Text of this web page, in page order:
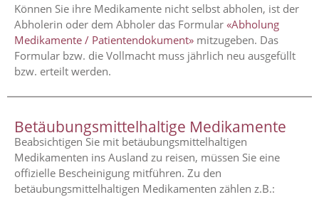
Können Sie ihre Medikamente nicht selbst abholen, ist der
Abholerin oder dem Abholer das Formular «Abholung
Medikamente / Patientendokument» mitzugeben. Das
Formular bzw. die Vollmacht muss jährlich neu ausgefüllt
bzw. erteilt werden.
Betäubungsmittelhaltige Medikamente
Beabsichtigen Sie mit betäubungsmittelhaltigen
Medikamenten ins Ausland zu reisen, müssen Sie eine
offizielle Bescheinigung mitführen. Zu den
betäubungsmittelhaltigen Medikamenten zählen z.B.: